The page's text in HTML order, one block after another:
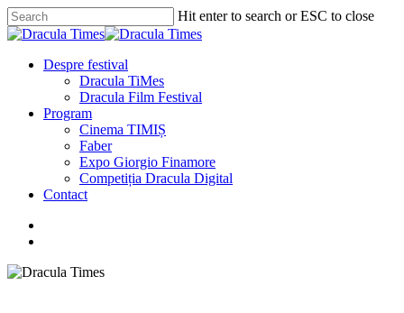
Skip
to
content
Hit enter to search or ESC to close
Close
search
Menu
Despre festival
Dracula TiMes
Dracula Film Festival
Program
Cinema TIMIȘ
Faber
Expo Giorgio Finamore
Competiția Dracula Digital
Contact